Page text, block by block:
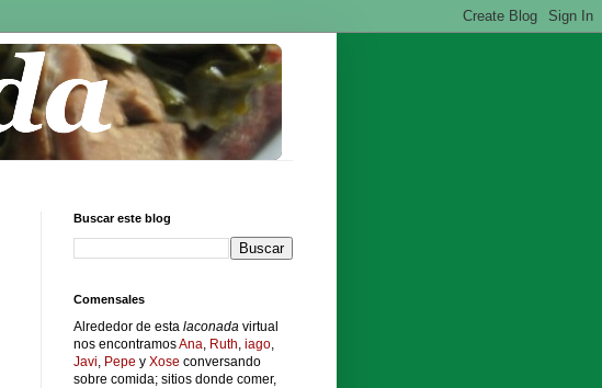
Buscar este blog
Comensales
Alrededor de esta laconada virtual
nos encontramosAna, Ruth, iago,
Javi, Pepe y Xose conversando
sobre comida; sitios donde comer,